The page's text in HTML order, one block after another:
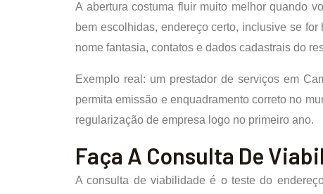
A abertura costuma fluir muito melhor quando
bem escolhidas, endereço certo, inclusive se
nome fantasia, contatos e dados cadastrais do
Exemplo real: um prestador de serviços em
permita emissão e enquadramento correto no
regularização de empresa logo no primeiro ano.
Faça A Consulta De
A consulta de viabilidade é o teste do